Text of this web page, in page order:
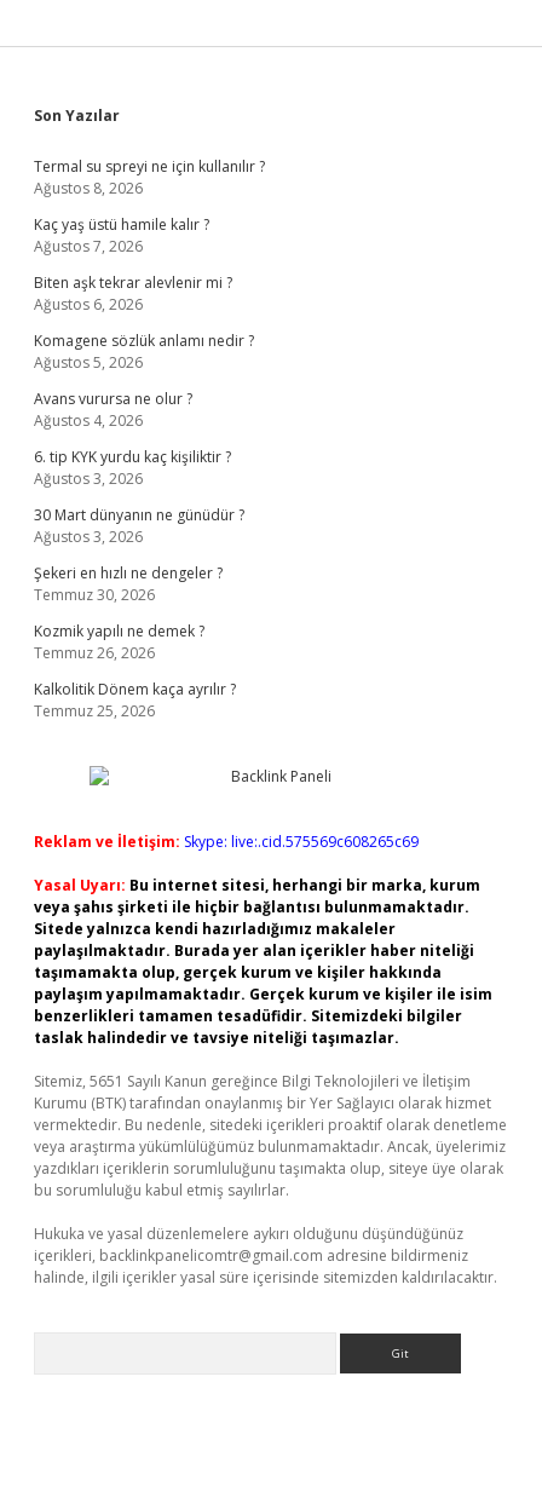
Sidebar
Son Yazılar
Termal su spreyi ne için kullanılır ?
Ağustos 8, 2026
Kaç yaş üstü hamile kalır ?
Ağustos 7, 2026
Biten aşk tekrar alevlenir mi ?
Ağustos 6, 2026
Komagene sözlük anlamı nedir ?
Ağustos 5, 2026
Avans vurursa ne olur ?
Ağustos 4, 2026
6. tip KYK yurdu kaç kişiliktir ?
Ağustos 3, 2026
30 Mart dünyanın ne günüdür ?
Ağustos 3, 2026
Şekeri en hızlı ne dengeler ?
Temmuz 30, 2026
Kozmik yapılı ne demek ?
Temmuz 26, 2026
Kalkolitik Dönem kaça ayrılır ?
Temmuz 25, 2026
Reklam ve İletişim: Skype: live:.cid.575569c608265c69
Yasal Uyarı: Bu internet sitesi, herhangi bir marka, kurum
veya şahıs şirketi ile hiçbir bağlantısı bulunmamaktadır.
Sitede yalnızca kendi hazırladığımız makaleler
paylaşılmaktadır. Burada yer alan içerikler haber niteliği
taşımamakta olup, gerçek kurum ve kişiler hakkında
paylaşım yapılmamaktadır. Gerçek kurum ve kişiler ile isim
benzerlikleri tamamen tesadüfidir. Sitemizdeki bilgiler
taslak halindedir ve tavsiye niteliği taşımazlar.
Sitemiz, 5651 Sayılı Kanun gereğince Bilgi Teknolojileri ve İletişim
Kurumu (BTK) tarafından onaylanmış bir Yer Sağlayıcı olarak hizmet
vermektedir. Bu nedenle, sitedeki içerikleri proaktif olarak denetleme
veya araştırma yükümlülüğümüz bulunmamaktadır. Ancak, üyelerimiz
yazdıkları içeriklerin sorumluluğunu taşımakta olup, siteye üye olarak
bu sorumluluğu kabul etmiş sayılırlar.
Hukuka ve yasal düzenlemelere aykırı olduğunu düşündüğünüz
içerikleri, backlinkpanelicomtr@gmail.com adresine bildirmeniz
halinde, ilgili içerikler yasal süre içerisinde sitemizden kaldırılacaktır.